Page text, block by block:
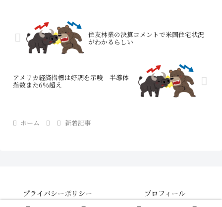
住友林業の決算コメントで米国住宅状況
がわかるらしい
アメリカ経済指標は好調を示唆 半導体
指数また6％超え
ホーム 新着記事
プライバシーポリシー
プロフィール